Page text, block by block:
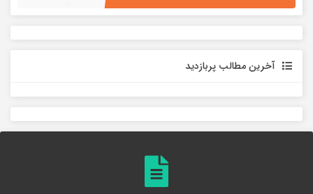
آخرین مطالب پربازدید